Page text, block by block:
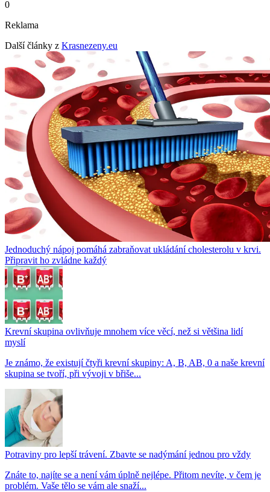
0
Reklama
Další články z Krasnezeny.eu
Jednoduchý nápoj pomáhá zabraňovat ukládání cholesterolu v krvi.
Připravit ho zvládne každý
Krevní skupina ovlivňuje mnohem více věcí, než si většina lidí
myslí
Je známo, že existují čtyři krevní skupiny: A, B, AB, 0 a naše krevní
skupina se tvoří, při vývoji v břiše...
Potraviny pro lepší trávení. Zbavte se nadýmání jednou pro vždy
Znáte to, najíte se a není vám úplně nejlépe. Přitom nevíte, v čem je
problém. Vaše tělo se vám ale snaží...